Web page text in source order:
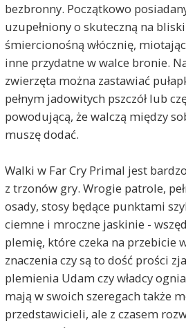
bezbronny. Początkowo
uzupełniony o skuteczną na
śmiercionośną włócznię,
inne przydatne w walce bronie.
zwierzęta można zastawiać
pełnym jadowitych pszczół lub
powodującą, że walczą między
muszę dodać.
Walki w Far Cry Primal jest
z trzonów gry. Wrogie patrole,
osady, stosy będące punktami
ciemne i mroczne jaskinie -
plemię, które czeka na przebicie
znaczenia czy są to dość prości
plemienia Udam czy władcy
mają w swoich szeregach także
przedstawicieli, ale z czasem